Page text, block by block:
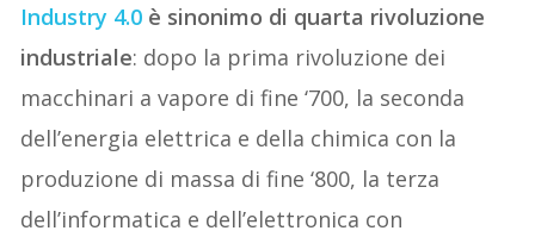
Industry 4.0 è sinonimo di quarta rivoluzione
industriale: dopo la prima rivoluzione dei
macchinari a vapore di fine ‘700, la seconda
dell’energia elettrica e della chimica con la
produzione di massa di fine ‘800, la terza
dell’informatica e dell’elettronica con